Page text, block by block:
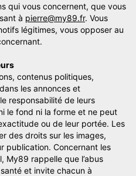
qui vous concernent, que vous
à pierre@my89.fr. Vous
légitimes, vous opposer au
contenus politiques,
les annonces et
responsabilité de leurs
le fond ni la forme et ne peut
ou de leur portée. Les
des droits sur les images,
publication. Concernant les
My89 rappelle que l’abus
et invite chacun à